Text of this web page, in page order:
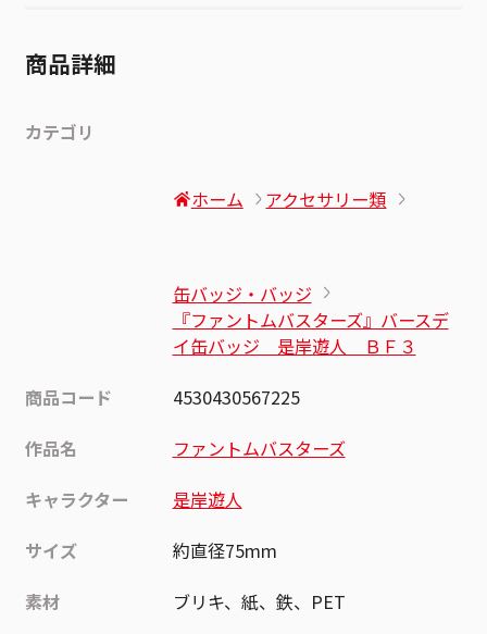
商品詳細
カテゴリ
ホーム アクセサリー類
缶バッジ・バッジ
『ファントムバスターズ』バースデ
イ缶バッジ 是岸遊人 ＢＦ３
商品コード
4530430567225
作品名
ファントムバスターズ
キャラクター
是岸遊人
サイズ
約直径75mm
素材
ブリキ、紙、鉄、PET